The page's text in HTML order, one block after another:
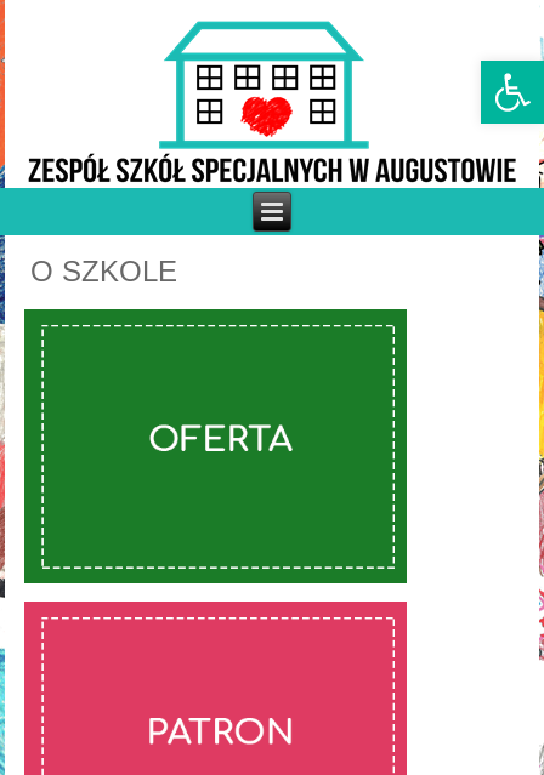
Otwórz
O SZKOLE